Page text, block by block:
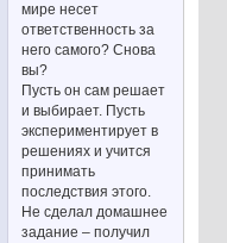
мире несет
ответственность за
него самого? Снова
вы?
Пусть он сам решает
и выбирает. Пусть
экспериментирует в
решениях и учится
принимать
последствия этого.
Не сделал домашнее
задание – получил